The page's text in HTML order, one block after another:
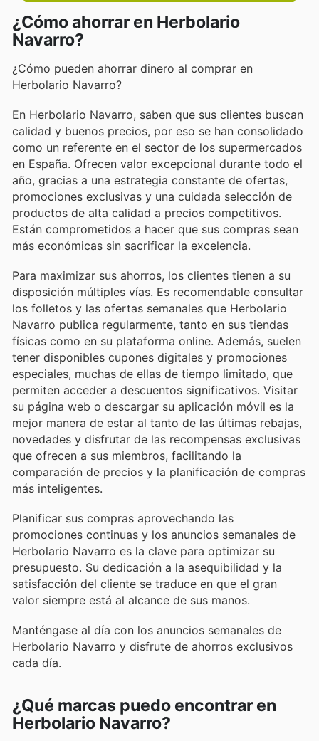
¿Cómo ahorrar en Herbolario
Navarro?
¿Cómo pueden ahorrar dinero al comprar en
Herbolario Navarro?
En Herbolario Navarro, saben que sus clientes buscan
calidad y buenos precios, por eso se han consolidado
como un referente en el sector de los supermercados
en España. Ofrecen valor excepcional durante todo el
año, gracias a una estrategia constante de ofertas,
promociones exclusivas y una cuidada selección de
productos de alta calidad a precios competitivos.
Están comprometidos a hacer que sus compras sean
más económicas sin sacrificar la excelencia.
Para maximizar sus ahorros, los clientes tienen a su
disposición múltiples vías. Es recomendable consultar
los folletos y las ofertas semanales que Herbolario
Navarro publica regularmente, tanto en sus tiendas
físicas como en su plataforma online. Además, suelen
tener disponibles cupones digitales y promociones
especiales, muchas de ellas de tiempo limitado, que
permiten acceder a descuentos significativos. Visitar
su página web o descargar su aplicación móvil es la
mejor manera de estar al tanto de las últimas rebajas,
novedades y disfrutar de las recompensas exclusivas
que ofrecen a sus miembros, facilitando la
comparación de precios y la planificación de compras
más inteligentes.
Planificar sus compras aprovechando las
promociones continuas y los anuncios semanales de
Herbolario Navarro es la clave para optimizar su
presupuesto. Su dedicación a la asequibilidad y la
satisfacción del cliente se traduce en que el gran
valor siempre está al alcance de sus manos.
Manténgase al día con los anuncios semanales de
Herbolario Navarro y disfrute de ahorros exclusivos
cada día.
¿Qué marcas puedo encontrar en
Herbolario Navarro?